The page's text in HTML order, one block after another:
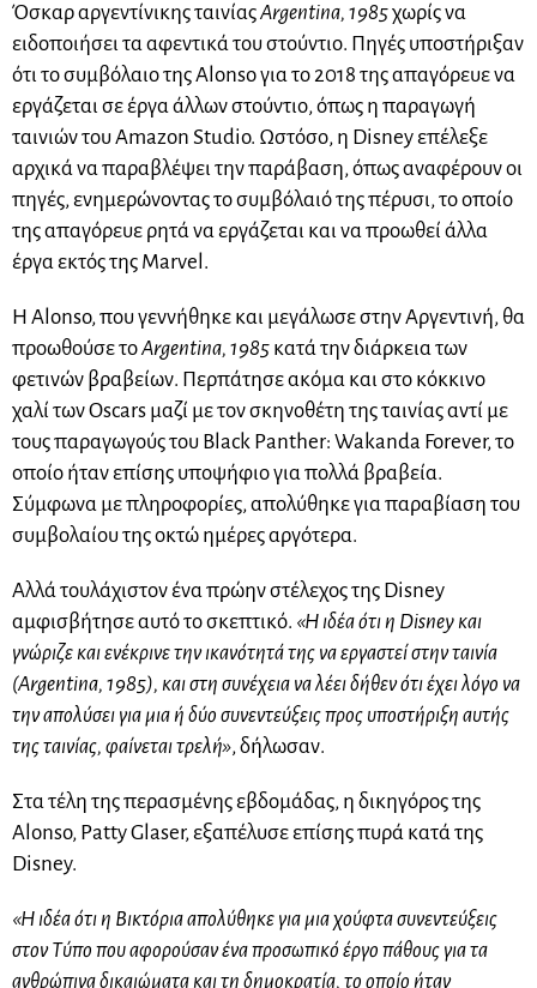
Όσκαρ αργεντίνικης ταινίαςArgentina, 1985χωρίς να
ειδοποιήσει τα αφεντικά του στούντιο. Πηγές υποστήριξαν
ότι το συμβόλαιο της Alonso για το 2018 της απαγόρευε να
εργάζεται σε έργα άλλων στούντιο, όπως η παραγωγή
ταινιών του Amazon Studio. Ωστόσο, η Disney επέλεξε
αρχικά να παραβλέψει την παράβαση, όπως αναφέρουν οι
πηγές, ενημερώνοντας το συμβόλαιό της πέρυσι, το οποίο
της απαγόρευε ρητά να εργάζεται και να προωθεί άλλα
έργα εκτός της Marvel.
Η Alonso, που γεννήθηκε και μεγάλωσε στην Αργεντινή, θα
προωθούσε τοArgentina, 1985 κατά την διάρκεια των
φετινών βραβείων. Περπάτησε ακόμα και στο κόκκινο
χαλί των Oscars μαζί με τον σκηνοθέτη της ταινίας αντί με
τους παραγωγούς του Black Panther: Wakanda Forever, το
οποίο ήταν επίσης υποψήφιο για πολλά βραβεία.
Σύμφωνα με πληροφορίες, απολύθηκε για παραβίαση του
συμβολαίου της οκτώ ημέρες αργότερα.
Αλλά τουλάχιστον ένα πρώην στέλεχος της Disney
αμφισβήτησε αυτό το σκεπτικό. «Η ιδέα ότι η Disney και
γνώριζε και ενέκρινε την ικανότητά της να εργαστεί στην ταινία
(Argentina, 1985), και στη συνέχεια να λέει δήθεν ότι έχει λόγο να
την απολύσει για μια ή δύο συνεντεύξεις προς υποστήριξη αυτής
της ταινίας, φαίνεται τρελή», δήλωσαν.
Στα τέλη της περασμένης εβδομάδας, η δικηγόρος της
Alonso, Patty Glaser, εξαπέλυσε επίσης πυρά κατά της
Disney.
«Η ιδέα ότι η Βικτόρια απολύθηκε για μια χούφτα συνεντεύξεις
στον Τύπο που αφορούσαν ένα προσωπικό έργο πάθους για τα
ανθρώπινα δικαιώματα και τη δημοκρατία, το οποίο ήταν